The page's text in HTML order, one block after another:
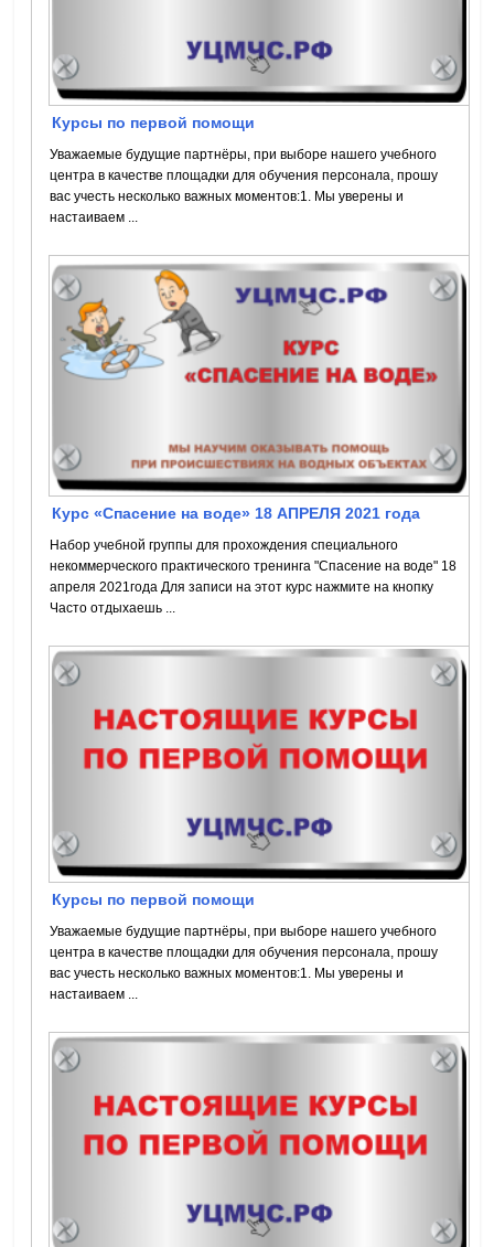
Курсы по первой помощи
Уважаемые будущие партнёры, при выборе нашего учебного
центра в качестве площадки для обучения персонала, прошу
вас учесть несколько важных моментов:1. Мы уверены и
настаиваем ...
Курс «Спасение на воде» 18 АПРЕЛЯ 2021 года
Набор учебной группы для прохождения специального
некоммерческого практического тренинга "Спасение на воде" 18
апреля 2021года Для записи на этот курс нажмите на кнопку
Часто отдыхаешь ...
Курсы по первой помощи
Уважаемые будущие партнёры, при выборе нашего учебного
центра в качестве площадки для обучения персонала, прошу
вас учесть несколько важных моментов:1. Мы уверены и
настаиваем ...